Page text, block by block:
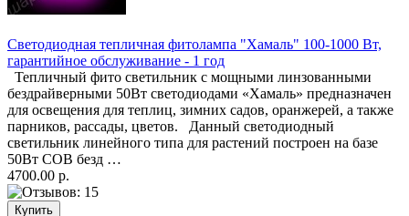
Светодиодная тепличная фитолампа "Хамаль" 100-1000 Вт,
гарантийное обслуживание - 1 год
Тепличный фито светильник с мощными линзованными
бездрайверными 50Вт светодиодами «Хамаль» предназначен
для освещения для теплиц, зимних садов, оранжерей, а также
парников, рассады, цветов. Данный светодиодный
светильник линейного типа для растений построен на базе
50Вт COB безд …
4700.00 р.